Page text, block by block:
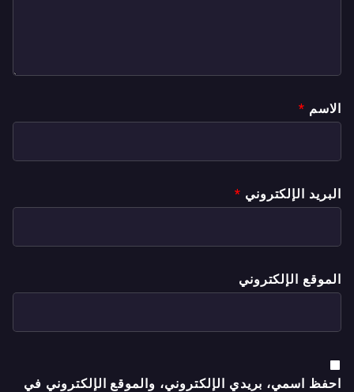
الاسم*
البريد الإلكتروني*
الموقع الإلكتروني
احفظ اسمي، بريدي الإلكتروني، والموقع الإلكتروني في